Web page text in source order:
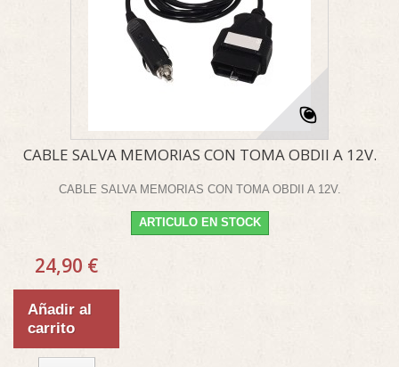
CABLE SALVA MEMORIAS CON TOMA OBDII A 12V.
CABLE SALVA MEMORIAS CON TOMA OBDII A 12V.
ARTICULO EN STOCK
24,90 €
Añadir al
carrito